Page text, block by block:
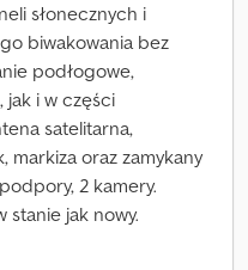
słonecznych i
biwakowania bez
podłogowe,
jak i w części
satelitarna,
markiza oraz zamykany
2 kamery.
stanie jak nowy.